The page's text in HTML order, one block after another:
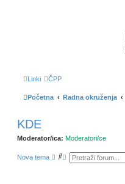
Linki ČPP
Početna Radna okruženja
KDE
Moderator/ica: Moderatori/ce
Nova tema
P N